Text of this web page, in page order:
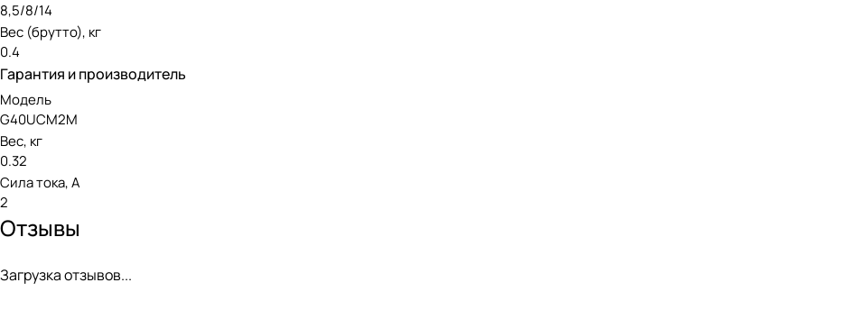
большинства видов садовых работ.
8,5/8/14
Вес (брутто), кг
0.4
Гарантия и производитель
Модель
G40UCM2M
Вес, кг
0.32
Сила тока, А
2
Отзывы
Загрузка отзывов...